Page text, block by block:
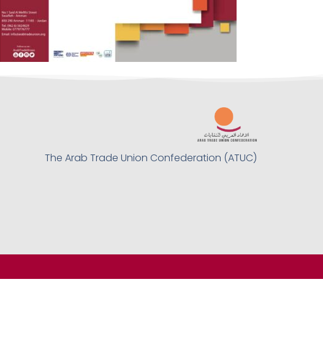
The Arab Trade Union Confederation (ATUC)